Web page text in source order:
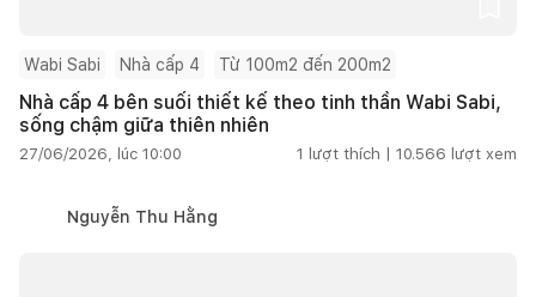
Wabi Sabi Nhà cấp 4 Từ 100m2 đến 200m2
Nhà cấp 4 bên suối thiết kế theo tinh thần Wabi Sabi,
sống chậm giữa thiên nhiên
27/06/2026, lúc 10:00 1 lượt thích | 10.566 lượt xem
Nguyễn Thu Hằng